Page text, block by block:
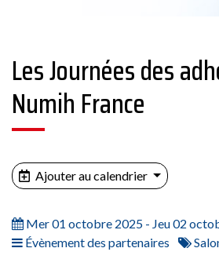
Les Journées des
Numih France
Ajouter au calendrier
Mer 01 octobre 2025 - Jeu 02
Évènement des partenaires